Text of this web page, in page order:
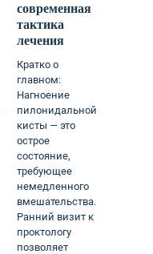
современная
тактика
лечения
Кратко о
главном:
Нагноение
пилонидальной
кисты — это
острое
состояние,
требующее
немедленного
вмешательства.
Ранний визит к
проктологу
позволяет